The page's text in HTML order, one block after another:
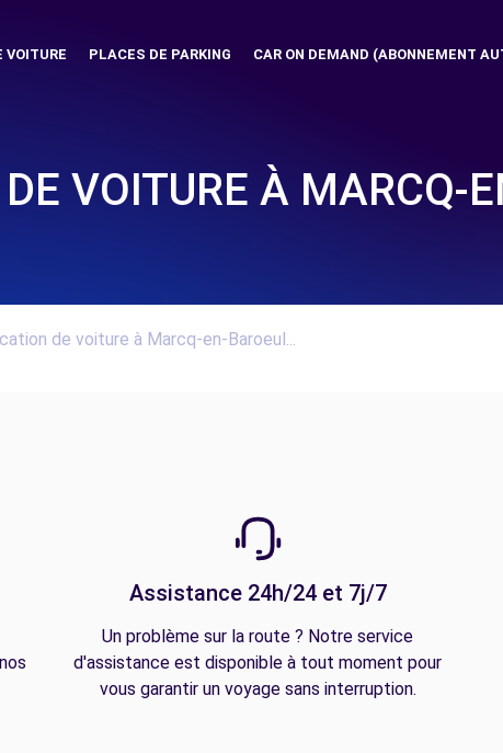
VOITURE PLACES DE PARKING CAR ON DEMAND (ABONNEMENT
VOITURE À MARCQ-
de voiture à Marcq-en-Baroeul...
Assistance 24h/24 et 7j/7
Un problème sur la route ? Notre service
d'assistance est disponible à tout moment pour
vous garantir un voyage sans interruption.